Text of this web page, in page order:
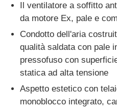
Il ventilatore a soffitto
da motore Ex, pale e
Condotto dell'aria
qualità saldata con pale
pressofuso con
statica ad alta tensione
Aspetto estetico con
monoblocco integrato,